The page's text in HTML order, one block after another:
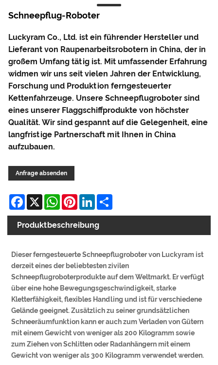
Schneepflug-Roboter
Luckyram Co., Ltd. ist ein führender Hersteller und
Lieferant von Raupenarbeitsrobotern in China, der in
großem Umfang tätig ist. Mit umfassender Erfahrung
widmen wir uns seit vielen Jahren der Entwicklung,
Forschung und Produktion ferngesteuerter
Kettenfahrzeuge. Unsere Schneepflugroboter sind
eines unserer Flaggschiffprodukte von höchster
Qualität. Wir sind gespannt auf die Gelegenheit, eine
langfristige Partnerschaft mit Ihnen in China
aufzubauen.
Anfrage absenden
Facebook
X WhatsApp
Pinterest
LinkedIn
Produktbeschreibung
Dieser ferngesteuerte Schneepflugroboter von Luckyram ist
derzeit eines der beliebtesten zivilen
Schneepflugroboterprodukte auf dem Weltmarkt. Er verfügt
über eine hohe Bewegungsgeschwindigkeit, starke
Kletterfähigkeit, flexibles Handling und ist für verschiedene
Gelände geeignet. Zusätzlich zu seiner grundsätzlichen
Schneeräumfunktion kann er auch zum Verladen von Gütern
mit einem Gewicht von weniger als 200 Kilogramm sowie
zum Ziehen von Schlitten oder Radanhängern mit einem
Gewicht von weniger als 300 Kilogramm verwendet werden.